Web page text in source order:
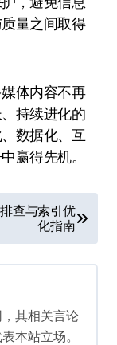
量之间取得
体内容不再
持续进化的
数据化、互
赢得先机。
查与索引优
化指南
，其相关言论
本站立场。